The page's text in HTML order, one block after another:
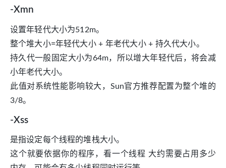
-Xmn
设置年轻代大小为512m。
整个堆大小=年轻代大小 + 年老代大小 + 持久代大小。
持久代一般固定大小为64m，所以增大年轻代后，将会减
小年老代大小。
此值对系统性能影响较大，Sun官方推荐配置为整个堆的
3/8。
-Xss
是指设定每个线程的堆栈大小。
这个就要依据你的程序，看一个线程 大约需要占用多少